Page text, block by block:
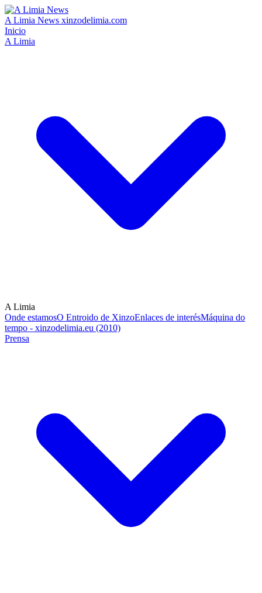
A Limia News xinzodelimia.com
Inicio
A Limia
A Limia
Onde estamosO Entroido de XinzoEnlaces de interésMáquina do
tempo - xinzodelimia.eu (2010)
Prensa